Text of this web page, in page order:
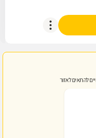
להתאים לאזור